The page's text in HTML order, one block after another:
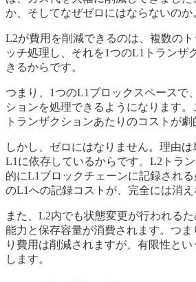
か、そしてなぜゼロにはならないのか
L2が費用を削減できるのは、複数の
ッチ処理し、それを1つのL1トランザ
きるからです。
つまり、1つのL1ブロックスペースで
ションを処理できるようになります
トランザクションあたりのコストが劇
しかし、ゼロにはなりません。理由
L1に依存しているからです。L2トラ
的にL1ブロックチェーンに記録され
のL1への記録コストが、完全には消え
また、L2内でも状態変更が行われる
能力と保存容量が消費されます。つま
り費用は削減されますが、有限性と
します。